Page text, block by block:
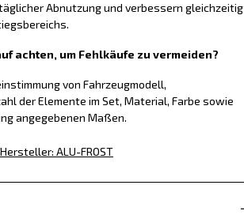
Abnutzung und verbessern gleichzeitig
achten, um Fehlkäufe zu vermeiden?
von Fahrzeugmodell,
der Elemente im Set, Material, Farbe sowie
angegebenen Maßen.
Hersteller: ALU-FROST